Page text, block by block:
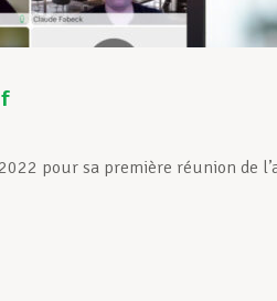
pour sa première réunion de